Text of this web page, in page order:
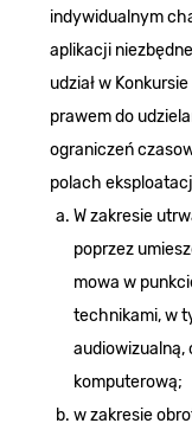
indywidualnym
aplikacji
udział w
prawem do
ograniczeń
polach
W zakresie
poprzez
mowa w
technikami, w
audiowizualną,
komputerową;
w zakresie